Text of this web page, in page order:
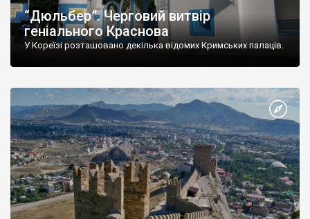
“Дюльбер”. Черговий витвір
геніального Краснова
У Кореїзі розташовано декілька відомих Кримських палаців.